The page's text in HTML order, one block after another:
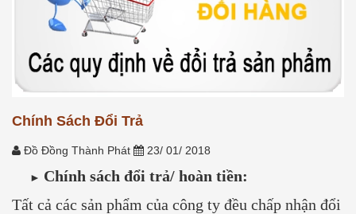
Chính Sách Đổi Trả
Đồ Đồng Thành Phát 23/ 01/ 2018
Chính sách đổi trả/ hoàn tiền:
Tất cả các sản phẩm của công ty đều chấp nhận đổi